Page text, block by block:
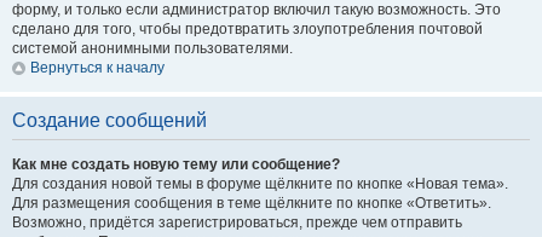
форму, и только если администратор включил такую возможность. Это
сделано для того, чтобы предотвратить злоупотребления почтовой
системой анонимными пользователями.
Вернуться к началу
Создание сообщений
Как мне создать новую тему или сообщение?
Для создания новой темы в форуме щёлкните по кнопке «Новая тема».
Для размещения сообщения в теме щёлкните по кнопке «Ответить».
Возможно, придётся зарегистрироваться, прежде чем отправить